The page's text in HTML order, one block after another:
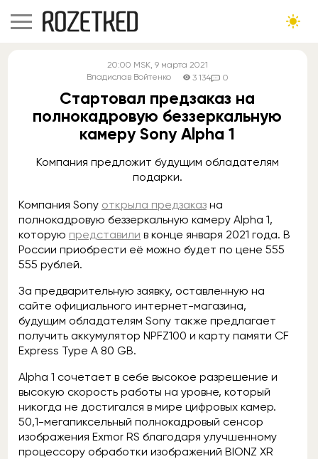
20:00 MSK, 9 марта 2021
Владислав Войтенко
3 134 0
Стартовал предзаказ на
полнокадровую беззеркальную
камеру Sony Alpha 1
Компания предложит будущим обладателям
подарки.
Компания Sony открыла предзаказ на
полнокадровую беззеркальную камеру Alpha 1,
которую представили в конце января 2021 года. В
России приобрести её можно будет по цене 555
555 рублей.
За предварительную заявку, оставленную на
сайте официального интернет-магазина,
будущим обладателям Sony также предлагает
получить аккумулятор NPFZ100 и карту памяти CF
Express Type A 80 GB.
Alpha 1 сочетает в себе высокое разрешение и
высокую скорость работы на уровне, который
никогда не достигался в мире цифровых камер.
50,1-мегапиксельный полнокадровый сенсор
изображения Exmor RS благодаря улучшенному
процессору обработки изображений BIONZ XR